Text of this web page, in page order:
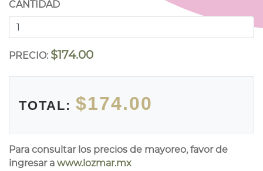
CANTIDAD
PRECIO: $174.00
TOTAL: $174.00
Para consultar los precios de mayoreo, favor de
ingresar a www.lozmar.mx